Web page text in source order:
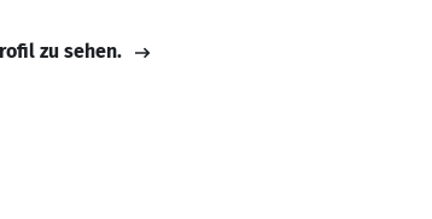
zu sehen.